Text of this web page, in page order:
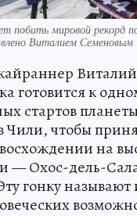
побить мировой рекорд
Виталием Семеновым
готовится к
стартов
Чили, чтобы
на
— Охос-дель-
гонку